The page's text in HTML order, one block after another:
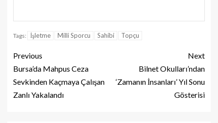
Tags: İşletme Milli Sporcu Sahibi Topçu
Previous
Bursa’da Mahpus Ceza
Sevkinden Kaçmaya Çalışan
Zanlı Yakalandı
Next
Bilnet Okulları’ndan
‘Zamanın İnsanları’ Yıl Sonu
Gösterisi